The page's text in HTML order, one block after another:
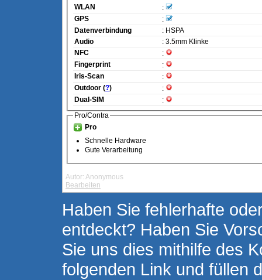
WLAN
:
GPS
:
Datenverbindung
: HSPA
Audio
: 3.5mm Klinke
NFC
:
Fingerprint
:
Iris-Scan
:
Outdoor (?)
:
Dual-SIM
:
Pro/Contra
Pro
Schnelle Hardware
Gute Verarbeitung
Autor: Anonymous
Bearbeiten
Haben Sie fehlerhafte
entdeckt? Haben Sie
Sie uns dies mithilfe des
folgenden Link und füllen